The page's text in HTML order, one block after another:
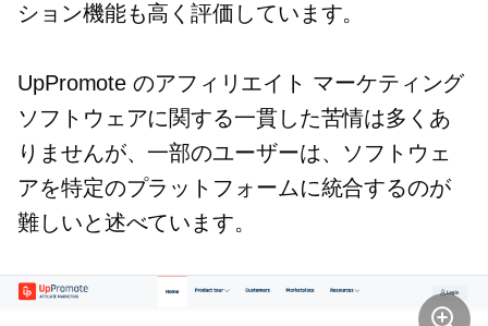
ション機能も高く評価しています。
UpPromote のアフィリエイト マーケティング
ソフトウェアに関する一貫した苦情は多くあ
りませんが、一部のユーザーは、ソフトウェ
アを特定のプラットフォームに統合するのが
難しいと述べています。